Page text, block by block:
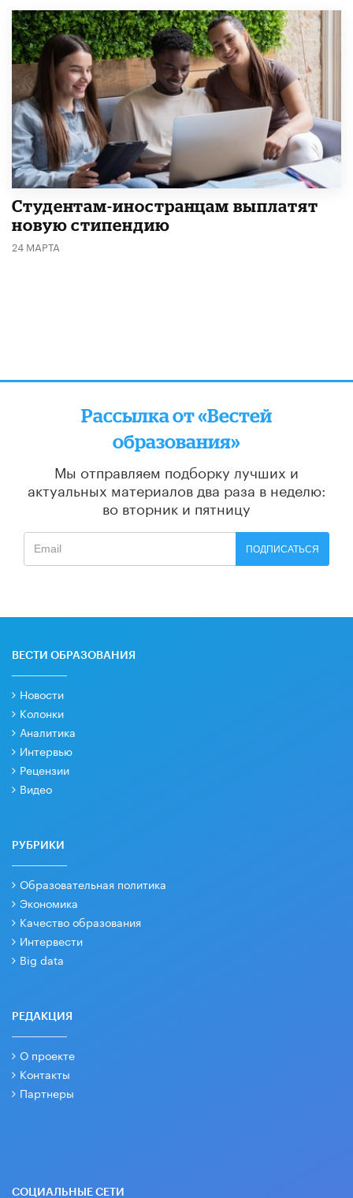
Студентам-иностранцам выплатят
новую стипендию
24 МАРТА
Рассылка от «Вестей
образования»
Мы отправляем подборку лучших и
актуальных материалов два раза в неделю:
во вторник и пятницу
ПОДПИСАТЬСЯ
ВЕСТИ ОБРАЗОВАНИЯ
Новости
Колонки
Аналитика
Интервью
Рецензии
Видео
РУБРИКИ
Образовательная политика
Экономика
Качество образования
Интервести
Big data
РЕДАКЦИЯ
О проекте
Контакты
Партнеры
СОЦИАЛЬНЫЕ СЕТИ